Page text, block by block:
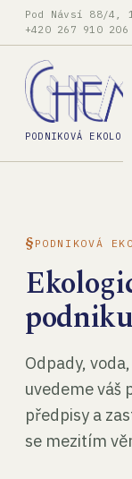
Pod Návsí 88/4,
+420 267 910 206
PODNIKOVÁ
PODNIKOVÁ
Odpady,
uvedeme váš
předpisy a
se mezitím